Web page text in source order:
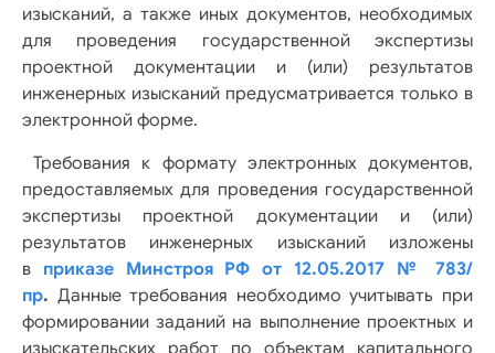
изысканий, а также иных документов, необходимых
для проведения государственной экспертизы
проектной документации и (или) результатов
инженерных изысканий предусматривается только в
электронной форме.
Требования к формату электронных документов,
предоставляемых для проведения государственной
экспертизы проектной документации и (или)
результатов инженерных изысканий изложены
в приказе Минстроя РФ от 12.05.2017 № 783/
пр. Данные требования необходимо учитывать при
формировании заданий на выполнение проектных и
изыскательских работ по объектам капитального